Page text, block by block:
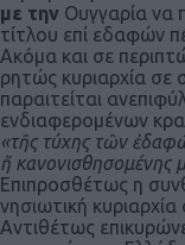
με την Ουγγαρία να
τίτλου επί εδαφών
Ακόμα και σε
ρητώς κυριαρχία σε
παραιτείται
ενδιαφερομένων
«τῆς τύχης τῶν
ἤ κανονισθησομένης
Επιπροσθέτως η
νησιωτική
Αντιθέτως